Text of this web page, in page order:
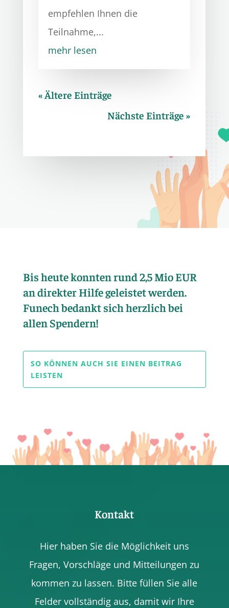
empfehlen Ihnen die
Teilnahme,...
mehr lesen
« Ältere Einträge
Nächste Einträge »
Bis heute konnten rund 2,5 Mio EUR
an direkter Hilfe geleistet werden.
Funech bedankt sich herzlich bei
allen Spendern!
SO KÖNNEN AUCH SIE EINEN BEITRAG
LEISTEN
Kontakt
Hier haben Sie die Möglichkeit uns
Fragen, Vorschläge und Mitteilungen zu
kommen zu lassen. Bitte füllen Sie alle
Felder vollständig aus, damit wir Ihre